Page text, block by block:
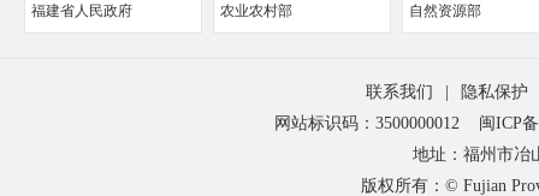
福建省人民政府 农业农村部 自然资源部
联系我们
隐私保护
网站标识码：3500000012
闽ICP
地址：福州市冶
版权所有：© Fujian